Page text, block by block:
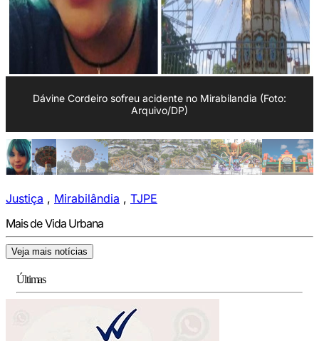
Dávine Cordeiro sofreu acidente no Mirabilandia (Foto:
Arquivo/DP)
Justiça , Mirabilândia , TJPE
Mais de Vida Urbana
Veja mais notícias
Últimas